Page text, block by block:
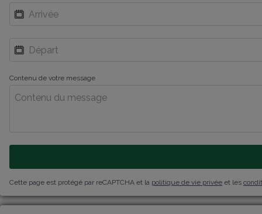
Contenu de votre message
Cette page est protégé par reCAPTCHA et la politique de vie privée et les